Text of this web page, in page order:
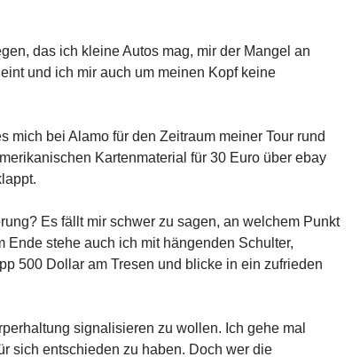
das ich kleine Autos mag, mir der Mangel an
und ich mir auch um meinen Kopf keine
mich bei Alamo für den Zeitraum meiner Tour rund
Kartenmaterial für 30 Euro über ebay
Es fällt mir schwer zu sagen, an welchem Punkt
stehe auch ich mit hängenden Schulter,
500 Dollar am Tresen und blicke in ein zufrieden
signalisieren zu wollen. Ich gehe mal
sich entschieden zu haben. Doch wer die